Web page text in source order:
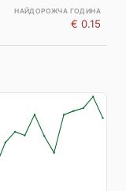
€ 0.15